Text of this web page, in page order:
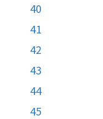
40
41
42
43
44
45